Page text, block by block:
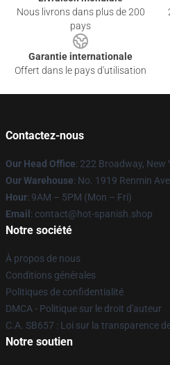
Nous livrons dans plus de 200
pays
Garantie internationale
Offert dans le pays d'utilisation
Contactez-nous
Our Head Office: 222 Broadway, New
Our Warehouse: No. 1919 Renmin
Hour: 9AM – 5PM (Mon – Fri)
Email : contact@hot-spanish.shop
Notre société
À propos de nous
Conditions générales
Politiques de confidentialité
DMCA - Politique sur le droit d'auteur
C.A. SB657 : Loi sur la transparence
Notre soutien